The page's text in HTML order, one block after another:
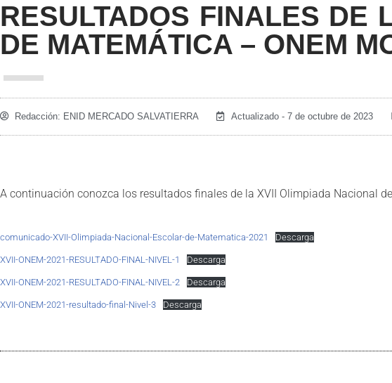
RESULTADOS FINALES DE
DE MATEMÁTICA – ONEM
Redacción: ENID MERCADO SALVATIERRA Actualizado - 7 de octubre de 2023
A continuación conozca los resultados finales de la XVII Olimpiada Nacional
comunicado-XVII-Olimpiada-Nacional-Escolar-de-Matematica-2021 Descarga
XVII-ONEM-2021-RESULTADO-FINAL-NIVEL-1 Descarga
XVII-ONEM-2021-RESULTADO-FINAL-NIVEL-2 Descarga
XVII-ONEM-2021-resultado-final-Nivel-3 Descarga